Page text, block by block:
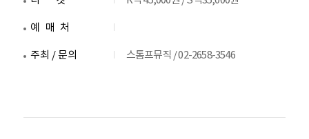
예매처
주최 / 문의 스톰프뮤직 / 02-2658-3546